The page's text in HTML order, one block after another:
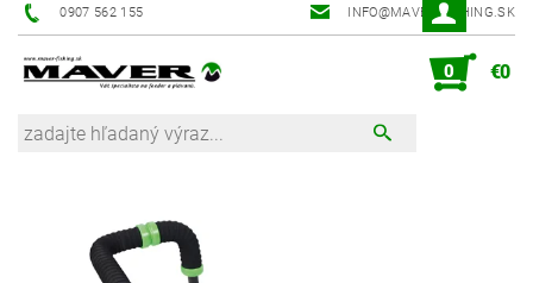
0907 562 155 INFO@MAVER-FISHING.SK
0 €0